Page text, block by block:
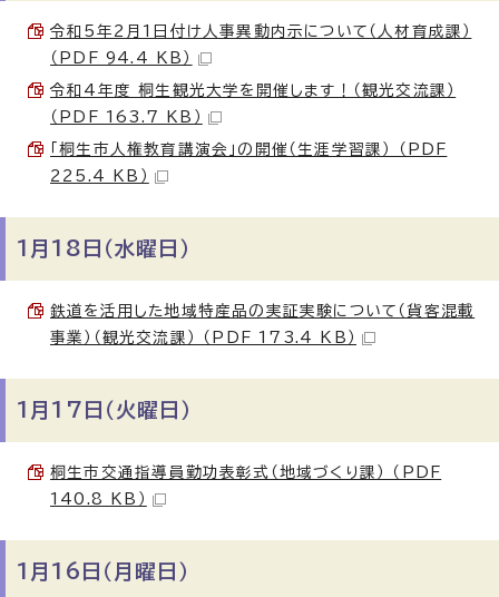
令和5年2月1日付け人事異動内示について（人材育成課）
（PDF 94.4 KB）
令和4年度 桐生観光大学を開催します！（観光交流課）
（PDF 163.7 KB）
「桐生市人権教育講演会」の開催（生涯学習課） （PDF
225.4 KB）
1月18日（水曜日）
鉄道を活用した地域特産品の実証実験について（貨客混載
事業）（観光交流課） （PDF 173.4 KB）
1月17日（火曜日）
桐生市交通指導員勤功表彰式（地域づくり課） （PDF
140.8 KB）
1月16日（月曜日）